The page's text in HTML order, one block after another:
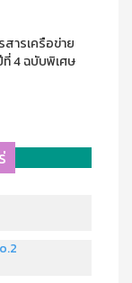
สารเครือข่าย
4 ฉบับพิเศษ